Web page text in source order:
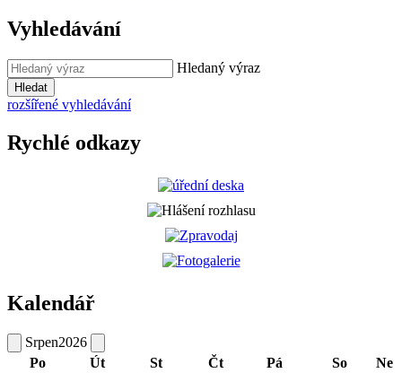
Vyhledávání
Hledaný výraz
Hledat
rozšířené vyhledávání
Rychlé odkazy
Kalendář
Srpen2026
Po
Út St Čt Pá So
Ne